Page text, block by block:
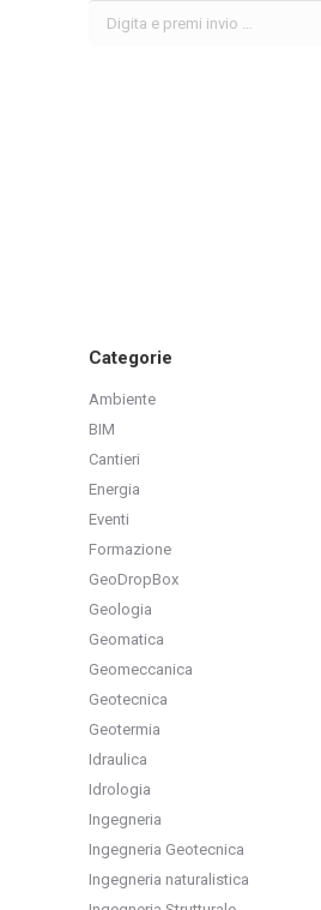
Categorie
Ambiente
BIM
Cantieri
Energia
Eventi
Formazione
GeoDropBox
Geologia
Geomatica
Geomeccanica
Geotecnica
Geotermia
Idraulica
Idrologia
Ingegneria
Ingegneria Geotecnica
Ingegneria naturalistica